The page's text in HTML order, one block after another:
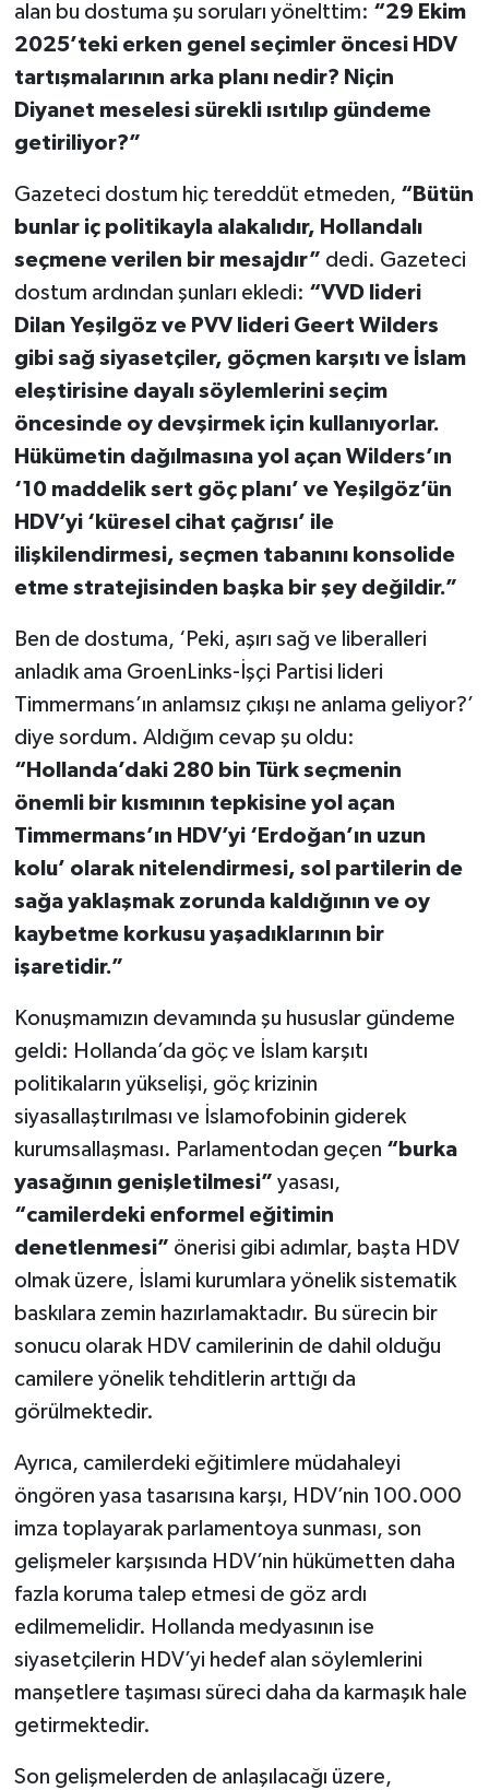
alan bu dostuma şu soruları yönelttim: “29 Ekim
2025’teki erken genel seçimler öncesi HDV
tartışmalarının arka planı nedir? Niçin
Diyanet meselesi sürekli ısıtılıp gündeme
getiriliyor?”
Gazeteci dostum hiç tereddüt etmeden, “Bütün
bunlar iç politikayla alakalıdır, Hollandalı
seçmene verilen bir mesajdır” dedi. Gazeteci
dostum ardından şunları ekledi: “VVD lideri
Dilan Yeşilgöz ve PVV lideri Geert Wilders
gibi sağ siyasetçiler, göçmen karşıtı ve İslam
eleştirisine dayalı söylemlerini seçim
öncesinde oy devşirmek için kullanıyorlar.
Hükümetin dağılmasına yol açan Wilders’ın
‘10 maddelik sert göç planı’ ve Yeşilgöz’ün
HDV’yi ‘küresel cihat çağrısı’ ile
ilişkilendirmesi, seçmen tabanını konsolide
etme stratejisinden başka bir şey değildir.”
Ben de dostuma, ‘Peki, aşırı sağ ve liberalleri
anladık ama GroenLinks-İşçi Partisi lideri
Timmermans’ın anlamsız çıkışı ne anlama geliyor?’
diye sordum. Aldığım cevap şu oldu:
“Hollanda’daki 280 bin Türk seçmenin
önemli bir kısmının tepkisine yol açan
Timmermans’ın HDV’yi ‘Erdoğan’ın uzun
kolu’ olarak nitelendirmesi, sol partilerin de
sağa yaklaşmak zorunda kaldığının ve oy
kaybetme korkusu yaşadıklarının bir
işaretidir.”
Konuşmamızın devamında şu hususlar gündeme
geldi: Hollanda’da göç ve İslam karşıtı
politikaların yükselişi, göç krizinin
siyasallaştırılması ve İslamofobinin giderek
kurumsallaşması. Parlamentodan geçen “burka
yasağının genişletilmesi” yasası,
“camilerdeki enformel eğitimin
denetlenmesi” önerisi gibi adımlar, başta HDV
olmak üzere, İslami kurumlara yönelik sistematik
baskılara zemin hazırlamaktadır. Bu sürecin bir
sonucu olarak HDV camilerinin de dahil olduğu
camilere yönelik tehditlerin arttığı da
görülmektedir.
Ayrıca, camilerdeki eğitimlere müdahaleyi
öngören yasa tasarısına karşı, HDV’nin 100.000
imza toplayarak parlamentoya sunması, son
gelişmeler karşısında HDV’nin hükümetten daha
fazla koruma talep etmesi de göz ardı
edilmemelidir. Hollanda medyasının ise
siyasetçilerin HDV’yi hedef alan söylemlerini
manşetlere taşıması süreci daha da karmaşık hale
getirmektedir.
Son gelişmelerden de anlaşılacağı üzere,